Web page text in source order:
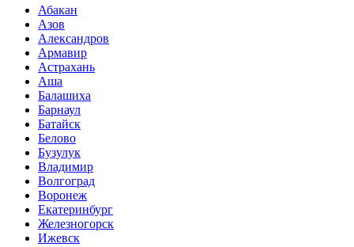
Абакан
Азов
Александров
Армавир
Астрахань
Аша
Балашиха
Барнаул
Батайск
Белово
Бузулук
Владимир
Волгоград
Воронеж
Екатеринбург
Железногорск
Ижевск